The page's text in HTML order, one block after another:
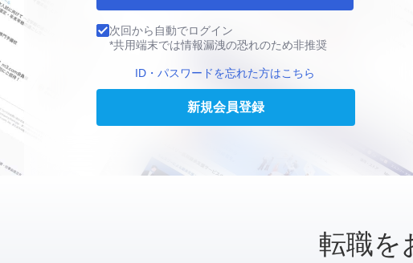
次回から自動でログイン
*共用端末では情報漏洩の恐れのため非推奨
ID・パスワードを忘れた方はこちら
新規会員登録
転職を